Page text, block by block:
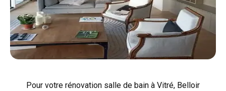
Pour votre rénovation salle de bain à Vitré, Belloir